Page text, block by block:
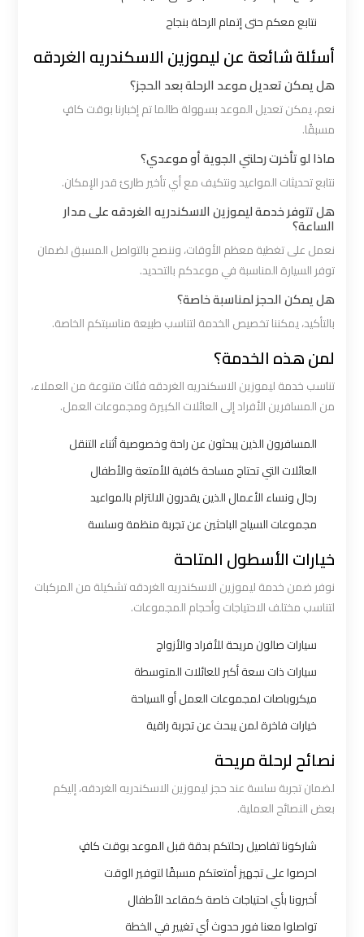
نتابع معكم حتى إتمام الرحلة بنجاح
أسئلة شائعة عن ليموزين الاسكندريه الغردقه
هل يمكن تعديل موعد الرحلة بعد الحجز؟
نعم، يمكن تعديل الموعد بسهولة طالما تم إخبارنا بوقت كافٍ
مسبقًا.
ماذا لو تأخرت رحلتي الجوية أو موعدي؟
نتابع تحديثات المواعيد ونتكيف مع أي تأخير طارئ قدر الإمكان.
هل تتوفر خدمة ليموزين الاسكندريه الغردقه على مدار
الساعة؟
نعمل على تغطية معظم الأوقات، وننصح بالتواصل المسبق لضمان
توفر السيارة المناسبة في موعدكم بالتحديد.
هل يمكن الحجز لمناسبة خاصة؟
بالتأكيد، يمكننا تخصيص الخدمة لتناسب طبيعة مناسبتكم الخاصة.
لمن هذه الخدمة؟
تناسب خدمة ليموزين الاسكندريه الغردقه فئات متنوعة من العملاء،
من المسافرين الأفراد إلى العائلات الكبيرة ومجموعات العمل.
المسافرون الذين يبحثون عن راحة وخصوصية أثناء التنقل
العائلات التي تحتاج مساحة كافية للأمتعة والأطفال
رجال ونساء الأعمال الذين يقدرون الالتزام بالمواعيد
مجموعات السياح الباحثين عن تجربة منظمة وسلسة
خيارات الأسطول المتاحة
نوفر ضمن خدمة ليموزين الاسكندريه الغردقه تشكيلة من المركبات
لتناسب مختلف الاحتياجات وأحجام المجموعات.
سيارات صالون مريحة للأفراد والأزواج
سيارات ذات سعة أكبر للعائلات المتوسطة
ميكروباصات لمجموعات العمل أو السياحة
خيارات فاخرة لمن يبحث عن تجربة راقية
نصائح لرحلة مريحة
لضمان تجربة سلسة عند حجز ليموزين الاسكندريه الغردقه، إليكم
بعض النصائح العملية.
شاركونا تفاصيل رحلتكم بدقة قبل الموعد بوقت كافٍ
احرصوا على تجهيز أمتعتكم مسبقًا لتوفير الوقت
أخبرونا بأي احتياجات خاصة كمقاعد الأطفال
تواصلوا معنا فور حدوث أي تغيير في الخطة
شركات
ليموزين
القاهرة
شركة
ليموزين
القاهرة
شركة
ليموزين
القاهرة
شركه
اسكندرية
القاهرة
ليموزين
الإسكندرية
ليموزين
الاسكندرية
القاهرة
الاسكندريه